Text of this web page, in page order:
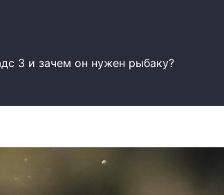
3 и зачем он нужен рыбаку?